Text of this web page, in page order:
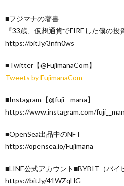
■フジマナの著書
『33歳、仮想通貨でFIREした僕の投
https://bit.ly/3nfn0ws
■Twitter【@FujimanaCom】
Tweets by FujimanaCom
■Instagram【@fuji__mana】
https://www.instagram.com/
■OpenSea出品中のNFT
https://opensea.io/Fujimana
■LINE公式アカウント■BYBIT（バイ
https://bit.ly/41WZqHG